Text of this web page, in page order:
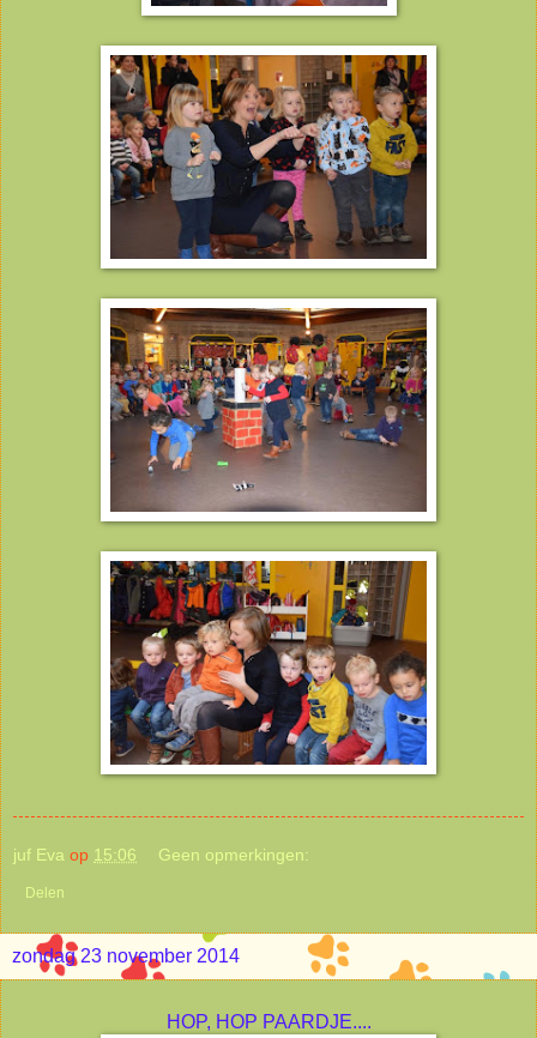
juf Eva op 15:06 Geen opmerkingen:
Delen
zondag 23 november 2014
HOP, HOP PAARDJE....